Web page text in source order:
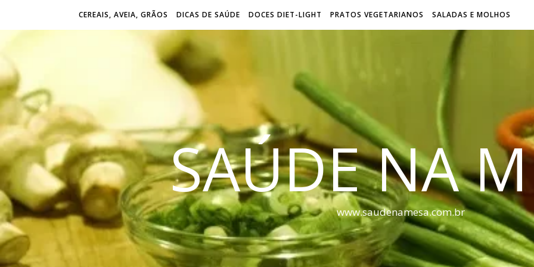
CEREAIS, AVEIA, GRÃOS DICAS DE SAÚDE DOCES DIET-LIGHT PRATOS VEGETARIANOS SALADAS E MOLHOS
SAÚDE NA
www.saudenamesa.com.br